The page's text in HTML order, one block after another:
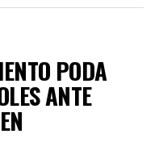
PODA
ANTE